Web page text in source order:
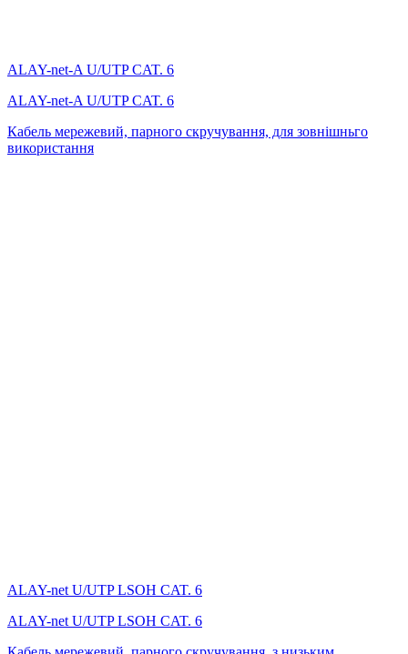
ALAY-net-A U/UTP CAT. 6
ALAY-net-A U/UTP CAT. 6
Кабель мережевий, парного скручування, для зовнішньго
використання
ALAY-net U/UTP LSОH CAT. 6
ALAY-net U/UTP LSОH CAT. 6